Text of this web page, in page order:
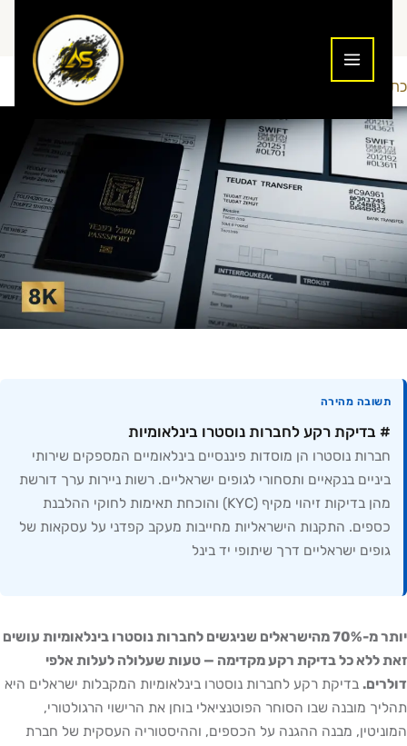
כתיבת תגובה Addiction To Success
תשובה מהירה
# בדיקת רקע לחברות נוסטרו בינלאומיות
חברות נוסטרו הן מוסדות פיננסיים בינלאומיים המספקים שירותי
ביניים בנקאיים ותסחורי לגופים ישראליים. רשות ניירות ערך דורשת
מהן בדיקות זיהוי מקיף (KYC) והוכחת תאימות לחוקי ההלבנת
כספים. התקנות הישראליות מחייבות מעקב קפדני על עסקאות של
גופים ישראליים דרך שיתופי יד בינל
יותר מ-70% מהישראלים שניגשים לחברות נוסטרו בינלאומיות עושים
זאת ללא כל בדיקת רקע מקדימה — טעות שעלולה לעלות אלפי
דולרים. בדיקת רקע לחברות נוסטרו בינלאומיות המקבלות ישראלים היא
תהליך מובנה שבו הסוחר הפוטנציאלי בוחן את הרישוי הרגולטורי,
המוניטין, מבנה ההגנה על הכספים, וההיסטוריה העסקית של חברת